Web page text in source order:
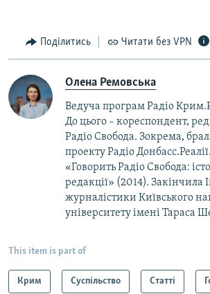
Поділитись Читати без VPN
Олена Ремовська
Ведуча програм Радіо
До цього – кореспондент,
Радіо Свобода. Зокрема,
проекту Радіо
«Говорить Радіо Свобода:
редакції» (2014). Закінчила
журналістики Київського
університету імені Тараса
This item is part of
Крим Суспільство Статті